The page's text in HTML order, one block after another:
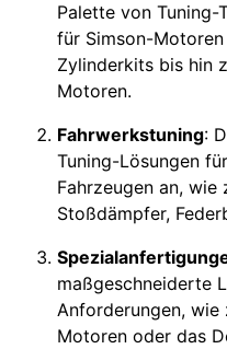
Palette von Tuning-
für Simson-
Zylinderkits bis hin
Motoren.
Fahrwerkstuning:
Tuning-Lösungen
Fahrzeugen an, wie
Stoßdämpfer,
maßgeschneiderte
Anforderungen, wie
Motoren oder das